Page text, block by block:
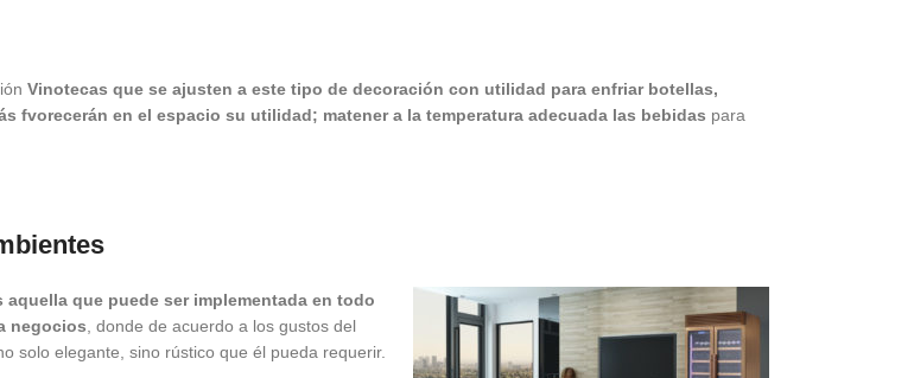
Vinotecas que se ajusten a este tipo de decoración con utilidad para enfriar botellas,
fvorecerán en el espacio su utilidad; matener a la temperatura adecuada las bebidas para
aquella que puede ser implementada en todo
negocios , donde de acuerdo a los gustos del
solo elegante, sino rústico que él pueda requerir.